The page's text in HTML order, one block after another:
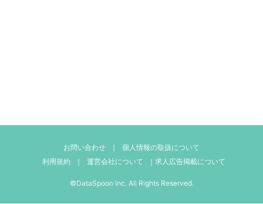
お問い合わせ ｜
個人情報の取扱について
利用規約
｜ 運営会社について ｜ 求人広告掲載について
©DataSpoon Inc. All Rights Reserved.